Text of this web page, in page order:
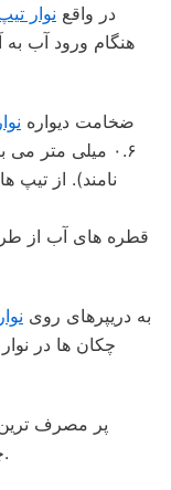
در واقع نوار
هنگام ورود آب به
ضخامت دیواره
نامند). از تیپ
قطره های آب از
به دریپرهای روی
پر مصرف ترین
چکان، نوارهای ۲۰ و ۳۰ سانتیمتر می باشند.